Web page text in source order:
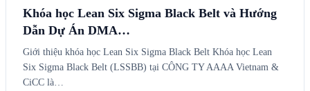
Khóa học Lean Six Sigma Black Belt và Hướng
Dẫn Dự Án DMA…
Giới thiệu khóa học Lean Six Sigma Black Belt Khóa học Lean
Six Sigma Black Belt (LSSBB) tại CÔNG TY AAAA Vietnam &
CiCC là…